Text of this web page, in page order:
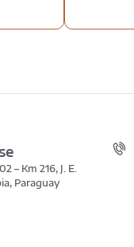
– Km 216, J. E.
Paraguay